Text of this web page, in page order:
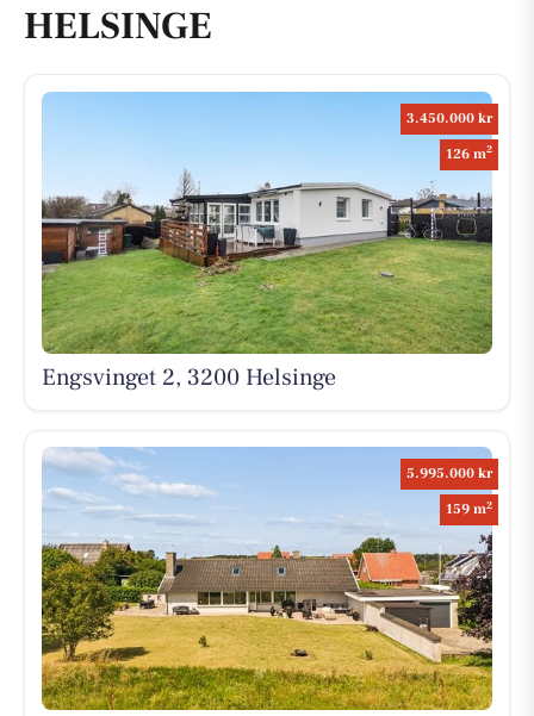
HELSINGE
3.450.000 kr
126 m2
Engsvinget 2, 3200 Helsinge
5.995.000 kr
159 m2